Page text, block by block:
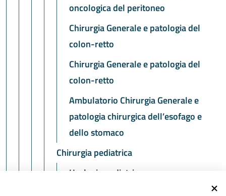
oncologica del peritoneo
Chirurgia Generale e patologia del
colon-retto
Chirurgia Generale e patologia del
colon-retto
Ambulatorio Chirurgia Generale e
patologia chirurgica dell’esofago e
dello stomaco
Chirurgia pediatrica
Urologia pediatrica